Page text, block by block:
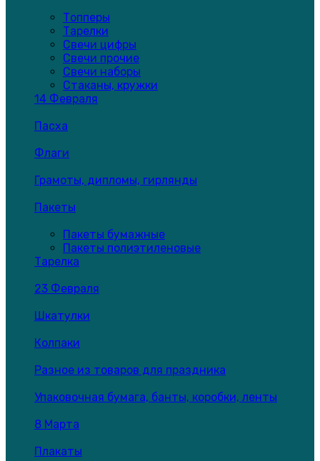
Топперы
Тарелки
Свечи цифры
Свечи прочие
Свечи наборы
Стаканы, кружки
14 Февраля
Пасха
Флаги
Грамоты, дипломы, гирлянды
Пакеты
Пакеты бумажные
Пакеты полиэтиленовые
Тарелка
23 Февраля
Шкатулки
Колпаки
Разное из товаров для праздника
Упаковочная бумага, банты, коробки, ленты
8 Марта
Плакаты